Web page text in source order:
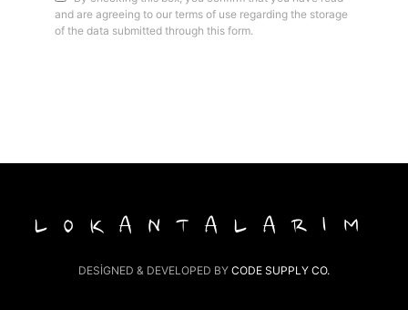
and are agreeing to our terms of use regarding the storage
of the data submitted through this form.
LOKANTALARIM
DESIGNED & DEVELOPED BY CODE SUPPLY CO.